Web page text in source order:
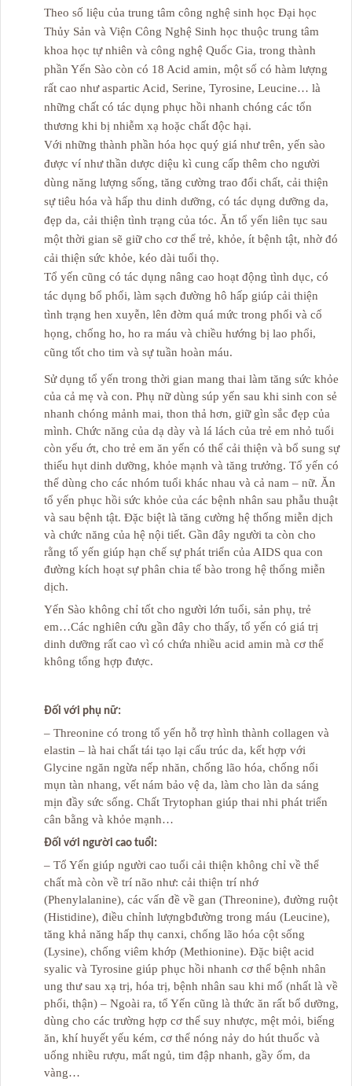
Theo số liệu của trung tâm công nghệ sinh học Đại học
Thủy Sản và Viện Công Nghệ Sinh học thuộc trung tâm
khoa học tự nhiên và công nghệ Quốc Gia, trong thành
phần Yến Sào còn có 18 Acid amin, một số có hàm lượng
rất cao như aspartic Acid, Serine, Tyrosine, Leucine… là
những chất có tác dụng phục hồi nhanh chóng các tổn
thương khi bị nhiễm xạ hoặc chất độc hại.
Với những thành phần hóa học quý giá như trên, yến sào
được ví như thần dược diệu kì cung cấp thêm cho người
dùng năng lượng sống, tăng cường trao đổi chất, cải thiện
sự tiêu hóa và hấp thu dinh dưỡng, có tác dụng dưỡng da,
đẹp da, cải thiện tình trạng của tóc. Ăn tổ yến liên tục sau
một thời gian sẽ giữ cho cơ thể trẻ, khỏe, ít bệnh tật, nhờ đó
cải thiện sức khỏe, kéo dài tuổi thọ.
Tổ yến cũng có tác dụng nâng cao hoạt động tình dục, có
tác dụng bổ phổi, làm sạch đường hô hấp giúp cải thiện
tình trạng hen xuyễn, lên đờm quá mức trong phổi và cổ
họng, chống ho, ho ra máu và chiều hướng bị lao phổi,
cũng tốt cho tim và sự tuần hoàn máu.
Sử dụng tổ yến trong thời gian mang thai làm tăng sức khỏe
của cả mẹ và con. Phụ nữ dùng súp yến sau khi sinh con sẻ
nhanh chóng mảnh mai, thon thả hơn, giữ gìn sắc đẹp của
mình. Chức năng của dạ dày và lá lách của trẻ em nhỏ tuổi
còn yếu ớt, cho trẻ em ăn yến có thể cải thiện và bổ sung sự
thiếu hụt dinh dưỡng, khỏe mạnh và tăng trưởng. Tổ yến có
thể dùng cho các nhóm tuổi khác nhau và cả nam – nữ. Ăn
tổ yến phục hồi sức khỏe của các bệnh nhân sau phẫu thuật
và sau bệnh tật. Đặc biệt là tăng cường hệ thống miễn dịch
và chức năng của hệ nội tiết. Gần đây người ta còn cho
rằng tổ yến giúp hạn chế sự phát triển của AIDS qua con
đường kích hoạt sự phân chia tế bào trong hệ thống miễn
dịch.
Yến Sào không chỉ tốt cho người lớn tuổi, sản phụ, trẻ
em…Các nghiên cứu gần đây cho thấy, tổ yến có giá trị
dinh dưỡng rất cao vì có chứa nhiều acid amin mà cơ thể
không tổng hợp được.
Đối với phụ nữ:
– Threonine có trong tổ yến hỗ trợ hình thành collagen và
elastin – là hai chất tái tạo lại cấu trúc da, kết hợp với
Glycine ngăn ngừa nếp nhăn, chống lão hóa, chống nổi
mụn tàn nhang, vết nám bảo vệ da, làm cho làn da sáng
mịn đầy sức sống. Chất Trytophan giúp thai nhi phát triển
cân bằng và khỏe mạnh…
Đối với người cao tuổi:
– Tổ Yến giúp người cao tuổi cải thiện không chỉ về thể
chất mà còn về trí não như: cải thiện trí nhớ
(Phenylalanine), các vấn đề về gan (Threonine), đường ruột
(Histidine), điều chỉnh lượngbđường trong máu (Leucine),
tăng khả năng hấp thụ canxi, chống lão hóa cột sống
(Lysine), chống viêm khớp (Methionine). Đặc biệt acid
syalic và Tyrosine giúp phục hồi nhanh cơ thể bệnh nhân
ung thư sau xạ trị, hóa trị, bệnh nhân sau khi mổ (nhất là về
phổi, thận) – Ngoài ra, tổ Yến cũng là thức ăn rất bổ dưỡng,
dùng cho các trường hợp cơ thể suy nhược, mệt mỏi, biếng
ăn, khí huyết yếu kém, cơ thể nóng nảy do hút thuốc và
uống nhiều rượu, mất ngủ, tim đập nhanh, gầy ốm, da
vàng…